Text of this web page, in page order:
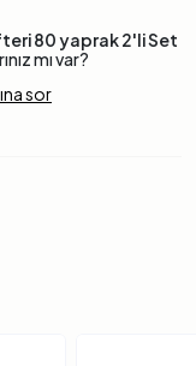
80 yaprak 2'li Set
mı var?
sor